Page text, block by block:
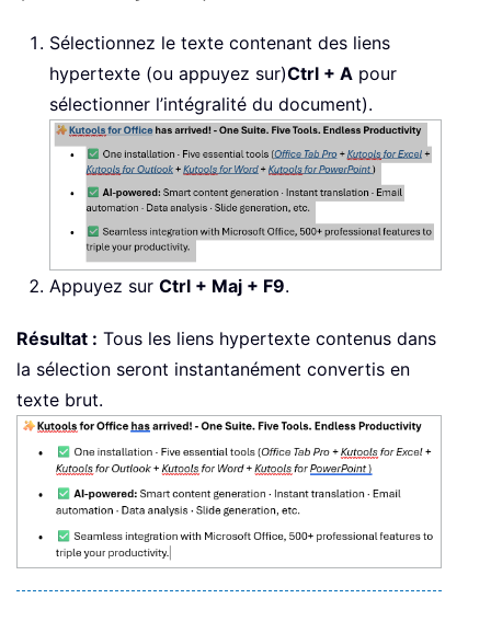
Sélectionnez le texte contenant des liens
hypertexte (ou appuyez sur)Ctrl + A pour
sélectionner l’intégralité du document).
Appuyez sur Ctrl + Maj + F9.
Résultat : Tous les liens hypertexte contenus dans
la sélection seront instantanément convertis en
texte brut.